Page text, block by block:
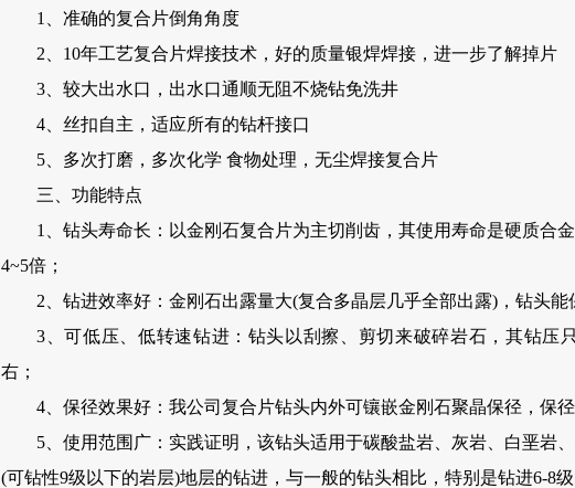
1、准确的复合片倒角角度
2、10年工艺复合片焊接技术，好的质量银焊焊接，进一步了解掉片
3、较大出水口，出水口通顺无阻不烧钻免洗井
4、丝扣自主，适应所有的钻杆接口
5、多次打磨，多次化学 食物处理，无尘焊接复合片
三、功能特点
1、钻头寿命长：以金刚石复合片为主切削齿，其使用寿命是硬质合
4~5倍；
2、钻进效率好：金刚石出露量大(复合多晶层几乎全部出露)，钻头能
3、可低压、低转速钻进：钻头以刮擦、剪切来破碎岩石，其钻压
右；
4、保径效果好：我公司复合片钻头内外可镶嵌金刚石聚晶保径，保
5、使用范围广：实践证明，该钻头适用于碳酸盐岩、灰岩、白垩岩
(可钻性9级以下的岩层)地层的钻进，与一般的钻头相比，特别是钻进6-8级